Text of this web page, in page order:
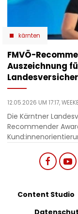
kärnten
​FMVÖ-
Auszeichnung
12.05.2026 UM 17:17,
Die Kärntner
Recommender
links
Footer
Content Studio